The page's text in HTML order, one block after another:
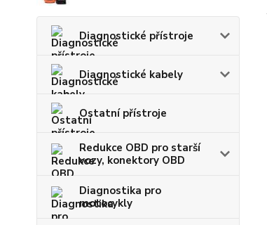
Diagnostické přístroje
Diagnostické kabely
Ostatní přístroje
Redukce OBD pro starší
vozy, konektory OBD
Diagnostika pro
motocykly